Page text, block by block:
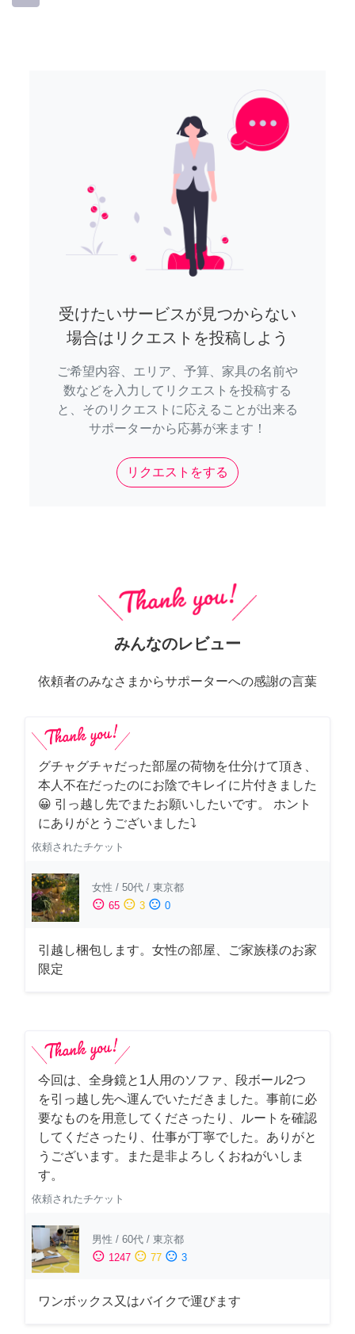
受けたいサービスが見つからない
場合はリクエストを投稿しよう
ご希望内容、エリア、予算、家具の名前や
数などを入力してリクエストを投稿する
と、そのリクエストに応えることが出来る
サポーターから応募が来ます！
リクエストをする
みんなのレビュー
依頼者のみなさまからサポーターへの感謝の言葉
グチャグチャだった部屋の荷物を仕分けて頂き、
本人不在だったのにお陰でキレイに片付きました
😀 引っ越し先でまたお願いしたいです。 ホント
にありがとうございました⤵
依頼されたチケット
女性 / 50代 / 東京都
sentiment_satisfied 65 sentiment_neutral 3 sentiment_dissatisfied 0
引越し梱包します。女性の部屋、ご家族様のお家
限定
今回は、全身鏡と1人用のソファ、段ボール2つ
を引っ越し先へ運んでいただきました。事前に必
要なものを用意してくださったり、ルートを確認
してくださったり、仕事が丁寧でした。ありがと
うございます。また是非よろしくおねがいしま
す。
依頼されたチケット
男性 / 60代 / 東京都
sentiment_satisfied 1247 sentiment_neutral 77 sentiment_dissatisfied 3
ワンボックス又はバイクで運びます